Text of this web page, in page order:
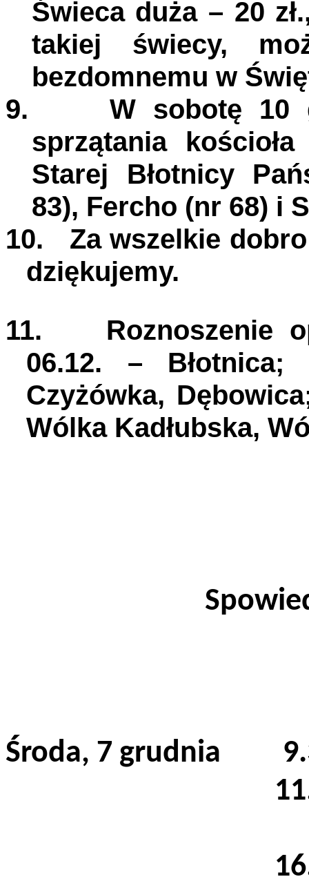
Świeca duża – 20
takiej świecy,
bezdomnemu w
9.
W sobotę 10
sprzątania
Starej Błotnicy
83), Fercho (nr 68) i
10.
Za wszelkie
dziękujemy.
11.
Roznoszenie
06.12. –
Czyżówka,
Wólka Kadłubska,
Środa, 7 grudnia
11.00 –
16.00 –